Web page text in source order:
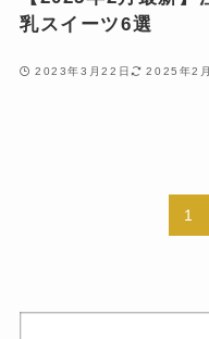
乳スイーツ6選
2023年3月22日 2025年2
1